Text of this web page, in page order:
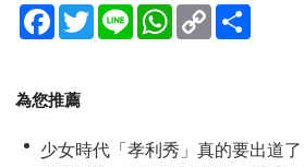
Facebook
TwitterLine WhatsApp
Copy
Link
為您推薦
少女時代「孝利秀」真的要出道